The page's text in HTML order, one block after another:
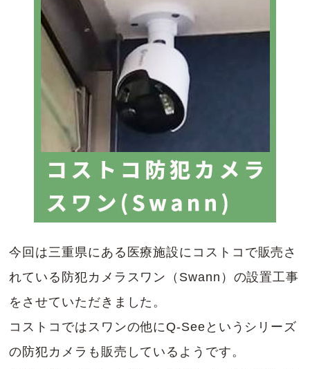
今回は三重県にある医療施設にコストコで販売さ
れている防犯カメラスワン（Swann）の設置工事
をさせていただきました。
コストコではスワンの他にQ-Seeというシリーズ
の防犯カメラも販売しているようです。